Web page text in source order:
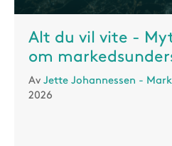
Alt du vil vite -
om
Av Jette Johannessen -
2026